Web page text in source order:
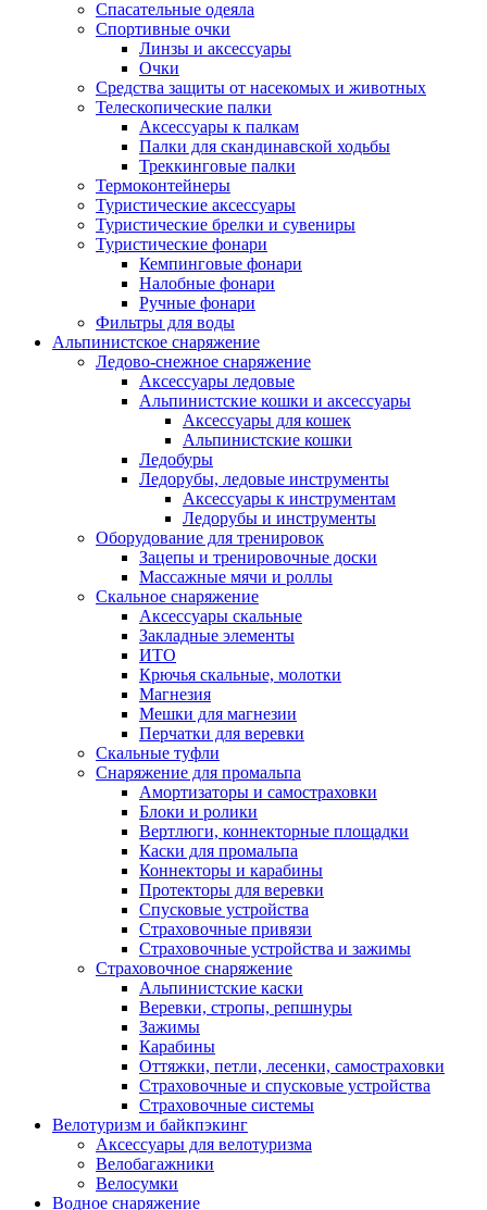
Спасательные одеяла
Спортивные очки
Линзы и аксессуары
Очки
Средства защиты от насекомых и животных
Телескопические палки
Аксессуары к палкам
Палки для скандинавской ходьбы
Треккинговые палки
Термоконтейнеры
Туристические аксессуары
Туристические брелки и сувениры
Туристические фонари
Кемпинговые фонари
Налобные фонари
Ручные фонари
Фильтры для воды
Альпинистское снаряжение
Ледово-снежное снаряжение
Аксессуары ледовые
Альпинистские кошки и аксессуары
Аксессуары для кошек
Альпинистские кошки
Ледобуры
Ледорубы, ледовые инструменты
Аксессуары к инструментам
Ледорубы и инструменты
Оборудование для тренировок
Зацепы и тренировочные доски
Массажные мячи и роллы
Скальное снаряжение
Аксессуары скальные
Закладные элементы
ИТО
Крючья скальные, молотки
Магнезия
Мешки для магнезии
Перчатки для веревки
Скальные туфли
Снаряжение для промальпа
Амортизаторы и самостраховки
Блоки и ролики
Вертлюги, коннекторные площадки
Каски для промальпа
Коннекторы и карабины
Протекторы для веревки
Спусковые устройства
Страховочные привязи
Страховочные устройства и зажимы
Страховочное снаряжение
Альпинистские каски
Веревки, стропы, репшнуры
Зажимы
Карабины
Оттяжки, петли, лесенки, самостраховки
Страховочные и спусковые устройства
Страховочные системы
Велотуризм и байкпэкинг
Аксессуары для велотуризма
Велобагажники
Велосумки
Водное снаряжение